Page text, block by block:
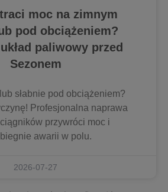
moc na zimnym
pod obciążeniem?
paliwowy przed
Sezonem
słabnie pod obciążeniem?
Profesjonalna naprawa
przywróci moc i
awarii w polu.
2026-07-27